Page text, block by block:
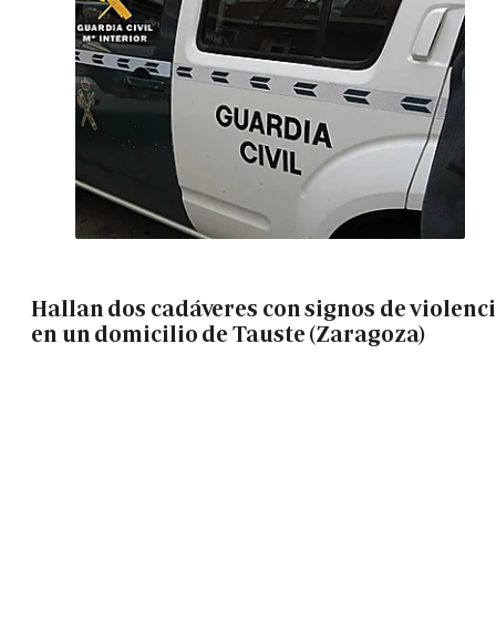
Hallan dos cadáveres con signos de
en un domicilio de Tauste (Zaragoza)